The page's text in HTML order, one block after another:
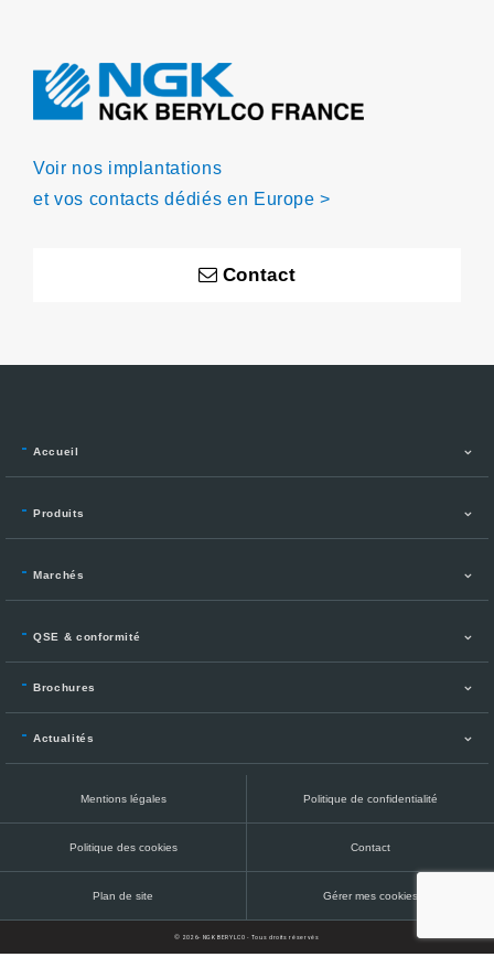
Voir nos implantations
et vos contacts dédiés en Europe >
Contact
Accueil
Produits
Marchés
QSE & conformité
Brochures
Actualités
Mentions légales Politique de confidentialité
Politique des cookies Contact
Plan de site Gérer mes cookies
© 2026- NGK BERYLCO - Tous droits réservés